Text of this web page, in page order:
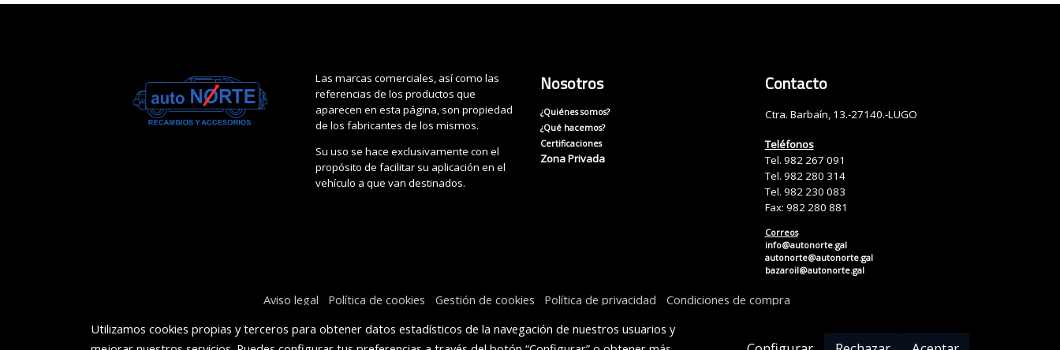
Las marcas comerciales, así como las
referencias de los productos que
aparecen en esta página, son propiedad
de los fabricantes de los mismos.
Su uso se hace exclusivamente con el
propósito de facilitar su aplicación en el
vehículo a que van destinados.
Nosotros
¿Quiénes somos?
¿Qué hacemos?
Certificaciones
Zona Privada
Contacto
Ctra. Barbaín, 13.-27140.-LUGO
Teléfonos
Tel. 982 267 091
Tel. 982 280 314
Tel. 982 230 083
Fax: 982 280 881
Correos
info@autonorte.gal
autonorte@autonorte.gal
bazaroil@autonorte.gal
Aviso legal Política de cookies Gestión de cookies Política de privacidad
Condiciones de compra
Utilizamos cookies propias y terceros para obtener datos estadísticos de la navegación de nuestros usuarios y